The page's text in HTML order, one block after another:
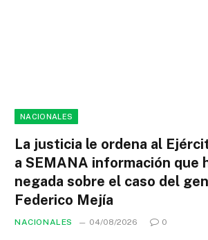
NACIONALES
La justicia le ordena al
a SEMANA información que
negada sobre el caso del
Federico Mejía
NACIONALES 04/08/2026 0